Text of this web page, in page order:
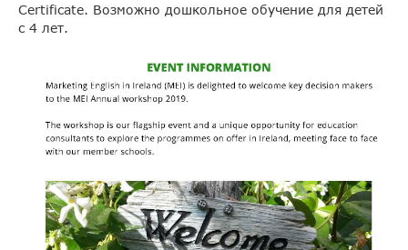
Certificate. Возможно дошкольное обучение для детей
с 4 лет.